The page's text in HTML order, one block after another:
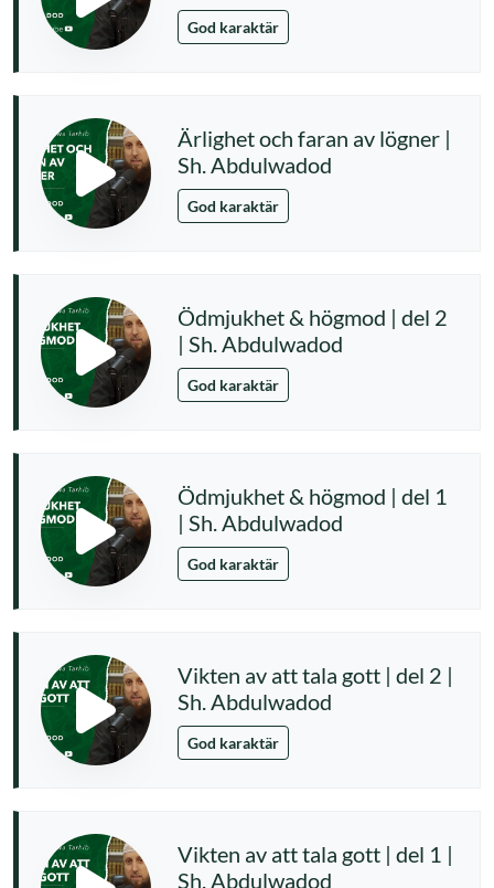
God karaktär
Ärlighet och faran av lögner |
Sh. Abdulwadod
God karaktär
Ödmjukhet & högmod | del 2
| Sh. Abdulwadod
God karaktär
Ödmjukhet & högmod | del 1
| Sh. Abdulwadod
God karaktär
Vikten av att tala gott | del 2 |
Sh. Abdulwadod
God karaktär
Vikten av att tala gott | del 1 |
Sh. Abdulwadod